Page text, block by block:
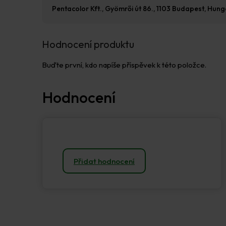
Hodnocení produktu
Buďte první, kdo napíše příspěvek k této položce.
Přidat hodnocení
Pentacolor Kft., Gyömrői út 86., 1103 Budapest,